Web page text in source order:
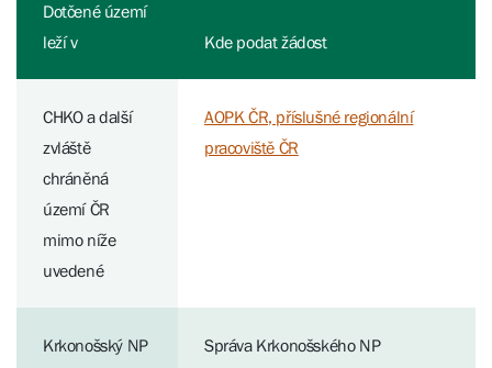
Dotčené území
leží v
Kde podat žádost
CHKO a další
zvláště
chráněná
území ČR
mimo níže
uvedené
AOPK ČR, příslušné regionální
pracoviště ČR
Krkonošský NP Správa Krkonošského NP